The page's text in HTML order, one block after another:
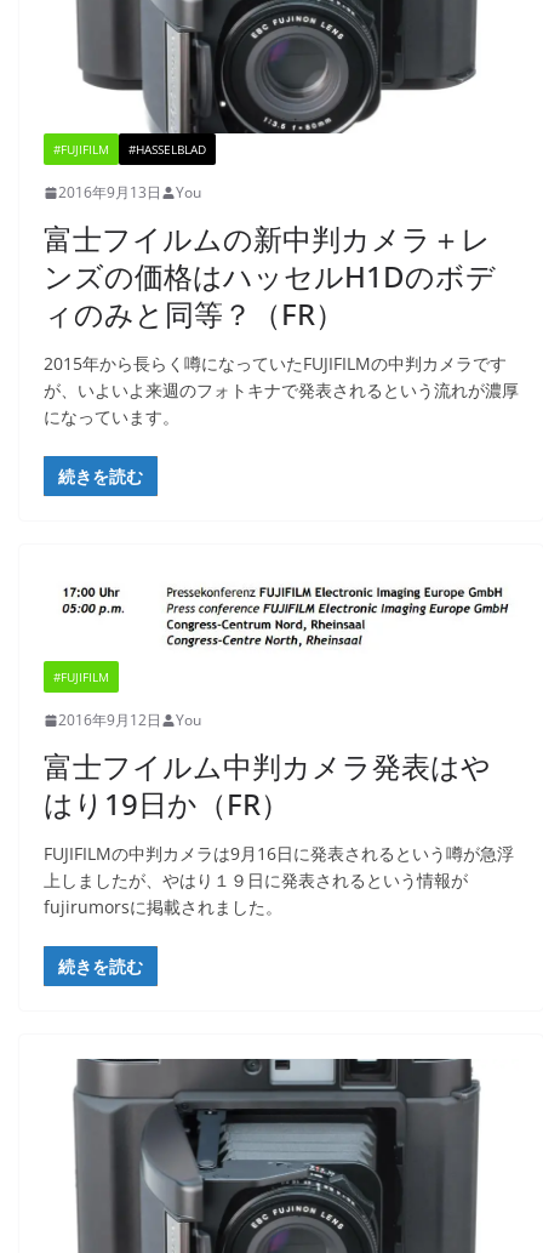
#FUJIFILM #HASSELBLAD
2016年9月13日 You
富士フイルムの新中判カメラ＋レ
ンズの価格はハッセルH1Dのボデ
ィのみと同等？（FR）
2015年から長らく噂になっていたFUJIFILMの中判カメラです
が、いよいよ来週のフォトキナで発表されるという流れが濃厚
になっています。
続きを読む
#FUJIFILM
2016年9月12日 You
富士フイルム中判カメラ発表はや
はり19日か（FR）
FUJIFILMの中判カメラは9月16日に発表されるという噂が急浮
上しましたが、やはり１９日に発表されるという情報が
fujirumorsに掲載されました。
続きを読む